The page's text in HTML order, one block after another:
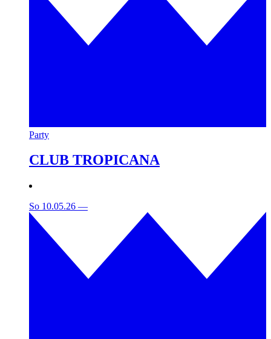
Party
CLUB TROPICANA
So 10.05.26 —